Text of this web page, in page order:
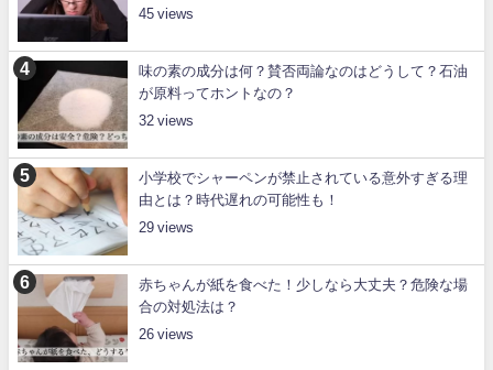
45
味の素の成分は何？賛否両論なのはどうして？石油
が原料ってホントなの？
32
小学校でシャーペンが禁止されている意外すぎる理
由とは？時代遅れの可能性も！
29
赤ちゃんが紙を食べた！少しなら大丈夫？危険な場
合の対処法は？
26